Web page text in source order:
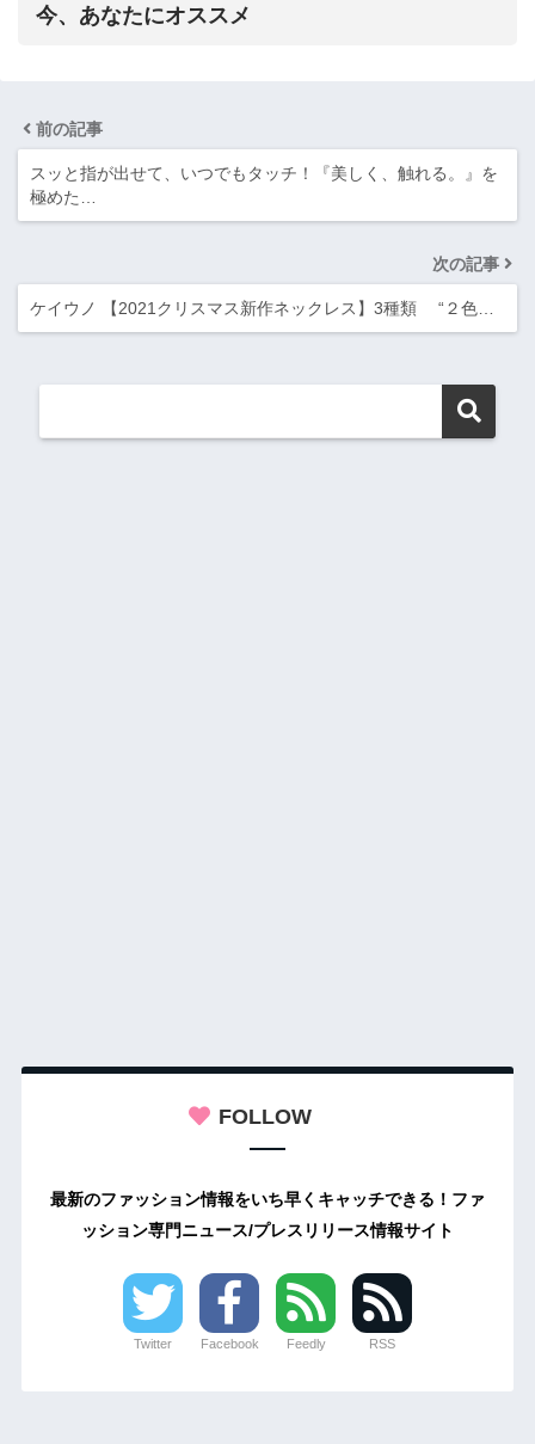
今、あなたにオススメ
前の記事
スッと指が出せて、いつでもタッチ！『美しく、触れる。』を
極めた…
次の記事
ケイウノ 【2021クリスマス新作ネックレス】3種類 “２色…
FOLLOW
最新のファッション情報をいち早くキャッチできる！ファ
ッション専門ニュース/プレスリリース情報サイト
Twitter Facebook Feedly RSS